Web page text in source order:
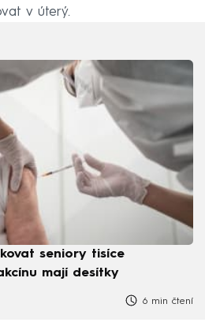
v úterý.
seniory tisíce
mají desítky
6 min čtení